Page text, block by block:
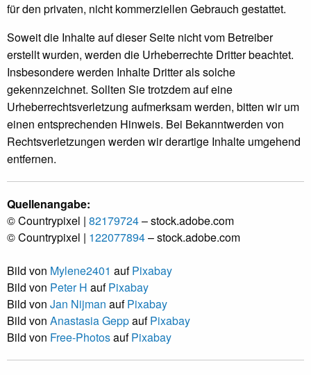
für den privaten, nicht kommerziellen Gebrauch gestattet.
Soweit die Inhalte auf dieser Seite nicht vom Betreiber
erstellt wurden, werden die Urheberrechte Dritter beachtet.
Insbesondere werden Inhalte Dritter als solche
gekennzeichnet. Sollten Sie trotzdem auf eine
Urheberrechtsverletzung aufmerksam werden, bitten wir um
einen entsprechenden Hinweis. Bei Bekanntwerden von
Rechtsverletzungen werden wir derartige Inhalte umgehend
entfernen.
Quellenangabe:
© Countrypixel | 82179724– stock.adobe.com
© Countrypixel | 122077894– stock.adobe.com
Bild von Mylene2401 aufPixabay
Bild von Peter H aufPixabay
Bild von Jan Nijman aufPixabay
Bild von Anastasia GeppaufPixabay
Bild von Free-PhotosaufPixabay